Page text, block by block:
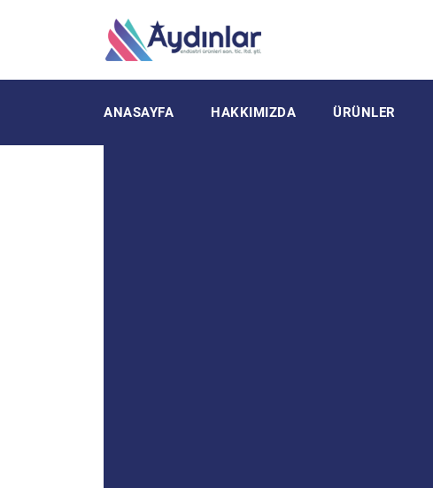
ANASAYFA HAKKIMIZDA ÜRÜNLER